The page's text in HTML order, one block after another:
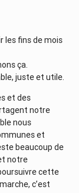
les fins de mois
ça.
juste et utile.
et des
notre
nous
et
beaucoup de
notre
cette
c’est